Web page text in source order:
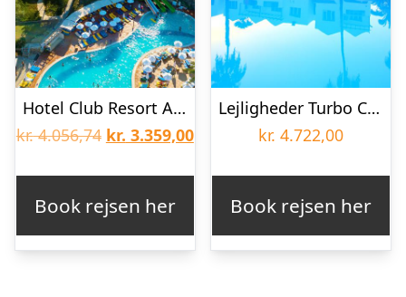
Hotel Club Resort Atlantis
kr.4.056,74 Den
var:
kr. 4.056,74.
kr. 3.359,00Den
kr. 3.359,00.
Book rejsen her
Lejligheder Turbo Club Maspalomas
kr. 4.722,00
Book rejsen her